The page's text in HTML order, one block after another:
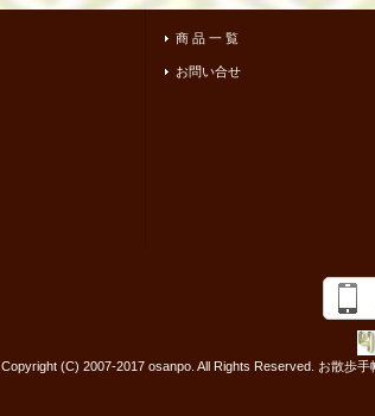
商 品 一 覧
お問い合せ
Copyright (C) 2007-2017 osanpo. All Rights Reserved. お散歩